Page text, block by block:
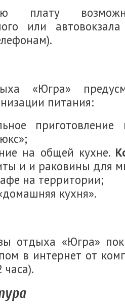
плату
или
«Югра»
питания:
на общей кухне.
и и раковины для
на территории;
кухня».
отдыха «Югра»
в интернет от